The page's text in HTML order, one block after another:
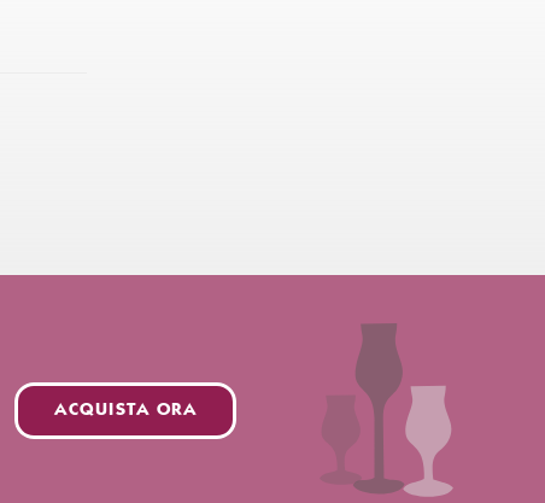
ACQUISTA ORA